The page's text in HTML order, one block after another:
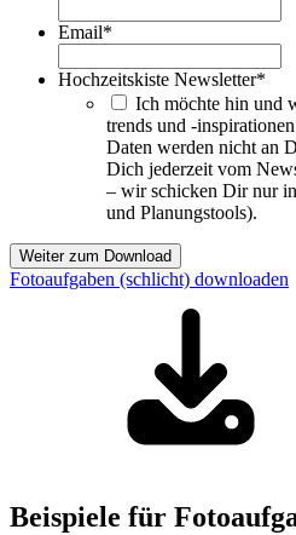
Email*
Hochzeitskiste Newsletter*
Ich möchte hin und
trends und -
Daten werden nicht an
Dich jederzeit vom
– wir schicken Dir nur
und Planungstools).
Weiter zum Download
Fotoaufgaben (schlicht) downloaden
Beispiele für